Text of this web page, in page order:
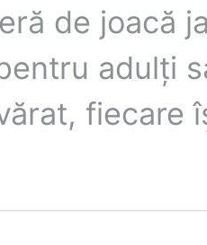
de joacă
adulți
fiecare